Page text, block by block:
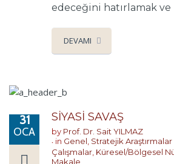
edeceğini hatırlamak ve
DEVAMI
31
OCA
SİYASİ SAVAŞ
by Prof. Dr. Sait YILMAZ
in Genel, Stratejik
Çalışmalar, Küresel/Bölgesel
Makale